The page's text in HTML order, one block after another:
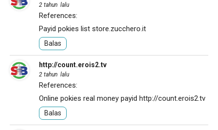
2 tahun lalu
References:
Payid pokies list store.zucchero.it
Balas
http://count.erois2.tv
2 tahun lalu
References:
Online pokies real money payid http://count.erois2.tv
Balas